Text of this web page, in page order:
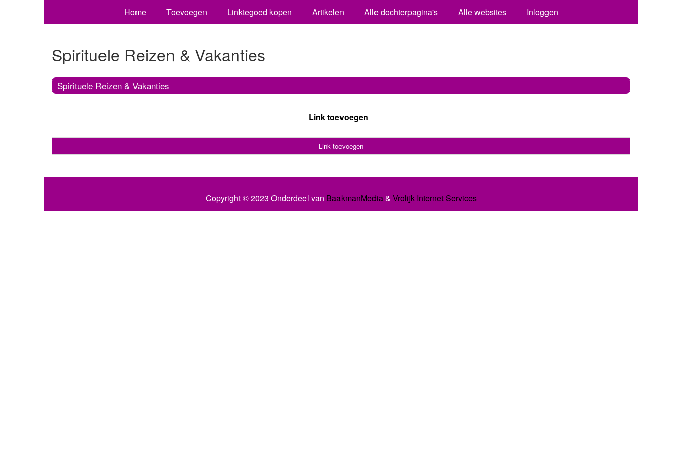
Home Toevoegen Linktegoed kopen Artikelen Alle dochterpagina's Alle websites Inloggen
Spirituele Reizen & Vakanties
Spirituele Reizen & Vakanties
Link toevoegen
Link toevoegen
Copyright © 2023 Onderdeel van BaakmanMedia& Vrolijk Internet Services